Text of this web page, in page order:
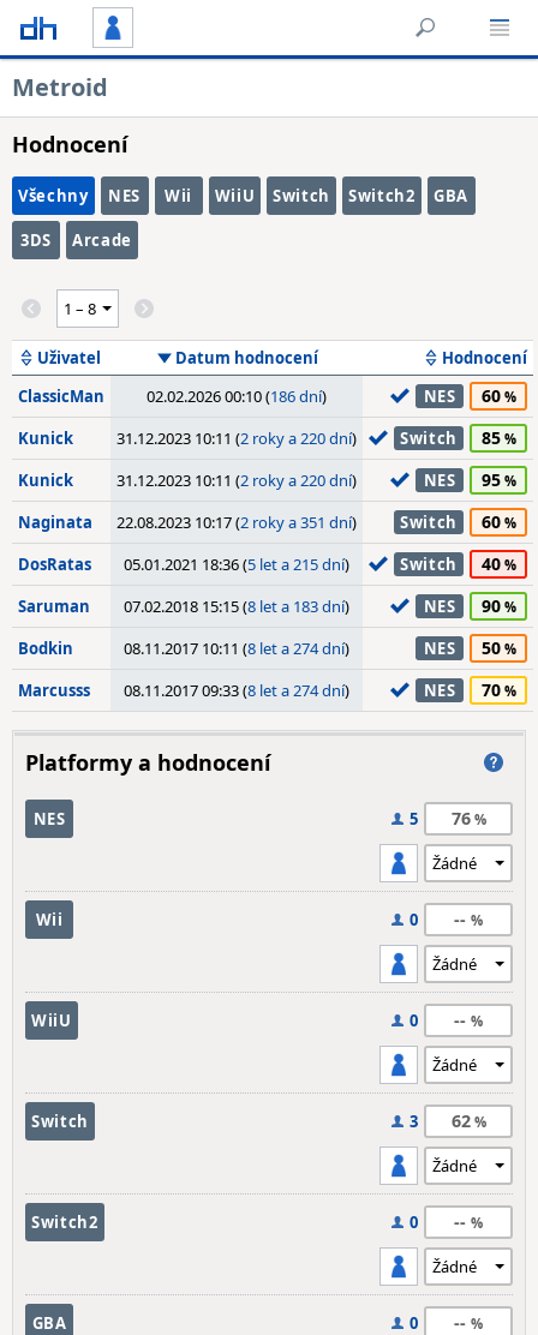
Metroid
Hodnocení
Všechny NES Wii WiiU Switch Switch2 GBA
3DS Arcade
Uživatel Datum hodnocení
Hodnocení
ClassicMan
02.02.2026 00:10 (186 dní) NES 60
Kunick 31.12.2023 10:11 (2 roky a 220 dní) Switch 85
Kunick 31.12.2023 10:11 (2 roky a 220 dní) NES 95
Naginata 22.08.2023 10:17 (2 roky a 351 dní) Switch 60
DosRatas 05.01.2021 18:36 (5 let a 215 dní) Switch 40
Saruman 07.02.2018 15:15 (8 let a 183 dní) NES 90
Bodkin 08.11.2017 10:11 (8 let a 274 dní) NES 50
Marcusss 08.11.2017 09:33 (8 let a 274 dní) NES 70
Platformy a hodnocení
NES 5 76
Wii 0 --
WiiU 0 --
Switch 3 62
Switch2 0 --
GBA 0 --